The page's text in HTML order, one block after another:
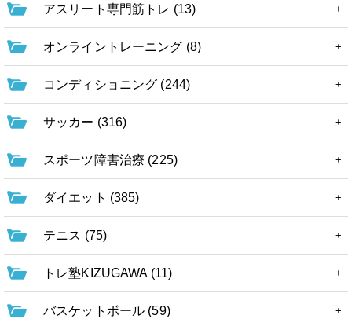
アスリート専門筋トレ (13)
オンライントレーニング (8)
コンディショニング (244)
サッカー (316)
スポーツ障害治療 (225)
ダイエット (385)
テニス (75)
トレ塾KIZUGAWA (11)
バスケットボール (59)